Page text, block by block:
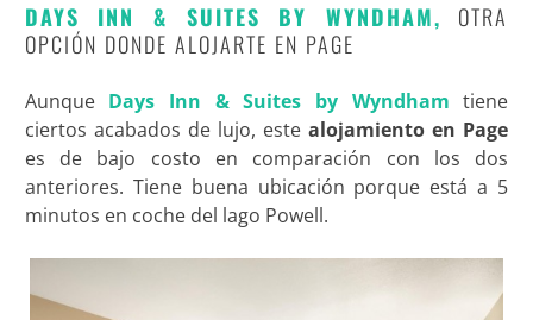
DAYS INN & SUITES BY WYNDHAM, OTRA
OPCIÓN DONDE ALOJARTE EN PAGE
Aunque Days Inn & Suites by Wyndham tiene
ciertos acabados de lujo, estealojamiento en Page
es de bajo costo en comparación con los dos
anteriores. Tiene buena ubicación porque está a 5
minutos en coche del lago Powell.